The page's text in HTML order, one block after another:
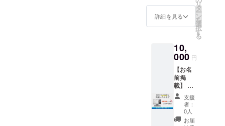
（記載
がない
なりま
す）
12ヶ月
間 ・掲
ゴ/バ
ナー/リ
ンクの
掲載可
・掲載
ペー
ジ：書
籍紹介
専用の
ページ
る？？
オンラ
インで
正しい
使い方
をレク
チャー
しま
す。同
時に姿
勢の
チェッ
クも！
サイン
詳細を見る
リ
タ
ー
ン
を
選
択
す
る
10,
000 円
【お名
前掲
載】 当
社ホー
ムペー
ジに、
支援者
支援
者：
0人
お届